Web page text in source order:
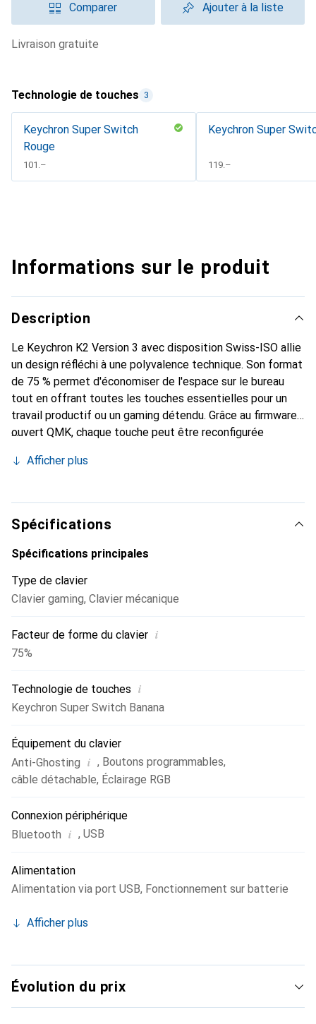
Comparer Ajouter à la liste
livraison gratuite
Technologie de touches 3
Keychron Super Switch
Rouge
CHF
101.–
Keychron Super
CHF
119.–
Informations sur le produit
Description
Le Keychron K2 Version 3 avec disposition Swiss-ISO allie
un design réfléchi à une polyvalence technique. Son format
de 75 % permet d'économiser de l'espace sur le bureau
tout en offrant toutes les touches essentielles pour un
travail productif ou un gaming détendu. Grâce au firmware
ouvert QMK, chaque touche peut être reconfigurée
dispositions spécifiques – de manière confortable via le
logiciel supplémentaire. L'appareil fonctionne à la fois sans
fil via Bluetooth 5.2 et par câble USB-C, et est compatible
avec macOS, Windows et Linux. Le passage entre jusqu'à
trois appareils se fait rapidement et intuitivement.
Afficher plus
Spécifications
Spécifications principales
Type de clavier
Clavier gaming, Clavier mécanique
Facteur de forme du clavier i
75%
Technologie de touches i
Keychron Super Switch Banana
Équipement du clavier
Anti-Ghosting i , Boutons programmables,
câble détachable, Éclairage RGB
Connexion périphérique
Bluetooth i , USB
Alimentation
Alimentation via port USB, Fonctionnement sur batterie
Afficher plus
Évolution du prix